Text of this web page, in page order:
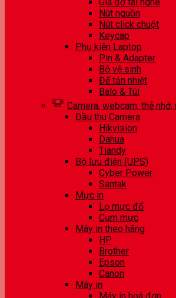
Nút nguồn
Nút click chuột
Keycap
Phụ kiện Laptop
Pin & Adapter
Bộ vệ sinh
Đế tản nhiệt
Balo & Túi
Camera, webcam, thẻ nhớ,
Đầu thu Camera
Hikvision
Dahua
Tiandy
Bộ lưu điện (UPS)
Cyber Power
Santak
Mực in
Lọ mực đổ
Cụm mực
Máy in theo hãng
HP
Brother
Epson
Canon
Máy in